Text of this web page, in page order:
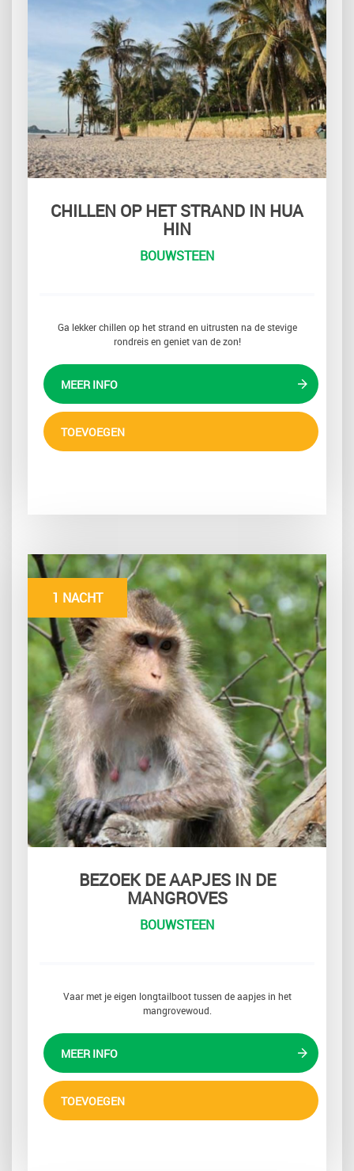
CHILLEN OP HET STRAND IN HUA
HIN
BOUWSTEEN
Ga lekker chillen op het strand en uitrusten na de stevige
rondreis en geniet van de zon!
MEER INFO
TOEVOEGEN
1 NACHT
BEZOEK DE AAPJES IN DE
MANGROVES
BOUWSTEEN
Vaar met je eigen longtailboot tussen de aapjes in het
mangrovewoud.
MEER INFO
TOEVOEGEN